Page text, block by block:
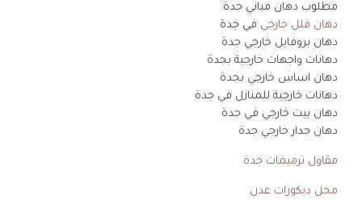
مطلوب دهان مباني جدة
دهان فلل خارجي في جدة
دهان بروفايل خارجي جدة
دهانات واجهات خارجية بجدة
دهان اساس خارجي بجدة
دهانات خارجية للمنازل في جدة
دهان بيت خارجي في جدة
دهان جدار خارجي جدة
مقاول ترميمات جدة
محل ديكورات عدن